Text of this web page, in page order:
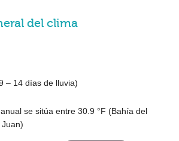
del clima
– 14 días de lluvia)
se sitúa entre 30.9 °F (Bahía del